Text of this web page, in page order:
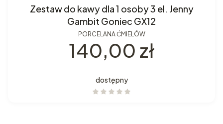
Zestaw do kawy dla 1 osoby 3 el. Jenny
Gambit Goniec GX12
PORCELANA ĆMIELÓW
Cena
140,00 zł
dostępny